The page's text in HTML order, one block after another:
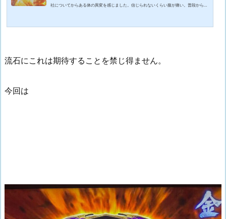
社についてからある体の異変を感じました。信じられないくらい腹が痛い。普段からお
流石にこれは期待することを禁じ得ません。
今回は